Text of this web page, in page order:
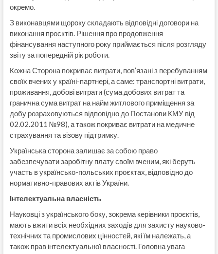
окремо.
З виконавцями щороку складають відповідні договори на
виконання проєктів. Рішення про продовження
фінансування наступного року приймається після розгляду
звіту за попередній рік роботи.
Кожна Сторона покриває витрати, пов’язані з перебуванням
своїх вчених у країні-партнері, а саме: транспортні витрати,
проживання, добові витрати (сума добових витрат та
гранична сума витрат на найм житлового приміщення за
добу розраховуються відповідно до Постанови КМУ від
02.02.2011 №98), а також покриває витрати на медичне
страхування та візову підтримку.
Українська сторона залишає за собою право
забезпечувати заробітну плату своїм вченим, які беруть
участь в українсько-польських проєктах, відповідно до
нормативно-правових актів України.
Інтелектуальна власність
Науковці з українського боку, зокрема керівники проєктів,
мають вжити всіх необхідних заходів для захисту науково-
технічних та промислових цінностей, які їм належать, а
також прав інтелектуальної власності. Головна увага